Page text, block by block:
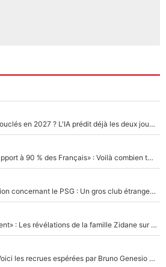
PSG : Deux gros transferts bouclés en 2027 ? L'IA prédit déjà les deux joueurs qui pourraient rejoindre Luis Enrique !
«C'est un beau salaire par rapport à 90 % des Français» : Voilà combien touchait Nelson Monfort sur France Télévisions avant de rejoindre CNews
Ferran Torres a pris sa décision concernant le PSG : Un gros club étranger prêt à relancer le feuilleton pour la signature du champion du monde 2026 !
«Il est très heureux et impatient» : Les révélations de la famille Zidane sur sa prise de pouvoir en équipe de France !
Plus de 100M€ pour l'OM : Voici les recrues espérées par Bruno Genesio et Grégory Lorenzi après l’opération dégraissage